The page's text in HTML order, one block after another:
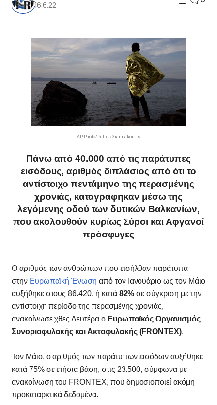
16.6.22
AP Photo/Petros Giannakouris
Πάνω από 40.000 από τις παράτυπες
εισόδους, αριθμός διπλάσιος από ότι το
αντίστοιχο πεντάμηνο της περασμένης
χρονιάς, καταγράφηκαν μέσω της
λεγόμενης οδού των δυτικών Βαλκανίων,
που ακολουθούν κυρίως Σύροι και Αφγανοί
πρόσφυγες
Ο αριθμός των ανθρώπων που εισήλθαν παράτυπα
στην Ευρωπαϊκή Ένωση από τον Ιανουάριο ως τον Μάιο
αυξήθηκε στους 86.420, ή κατά 82% σε σύγκριση με την
αντίστοιχη περίοδο της περασμένης χρονιάς,
ανακοίνωσε χθες Δευτέρα ο Ευρωπαϊκός Οργανισμός
Συνοριοφυλακής και Ακτοφυλακής (FRONTEX).
Τον Μάιο, ο αριθμός των παράτυπων εισόδων αυξήθηκε
κατά 75% σε ετήσια βάση, στις 23.500, σύμφωνα με
ανακοίνωση του FRONTEX, που δημοσιοποιεί ακόμη
προκαταρκτικά δεδομένα.